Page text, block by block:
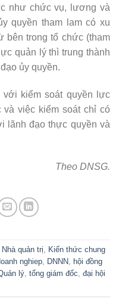
như chức vụ, lương và
quyền tham lam có xu
bên trong tổ chức (tham
quản lý thì trung thành
ủy quyền.
với kiểm soát quyền lực
và việc kiểm soát chỉ có
lãnh đạo thực quyền và
Theo DNSG.
quản trị
Kiến thức chung
nghiep DNNN
hội đồng
lý, tổng giám đốc đại hội